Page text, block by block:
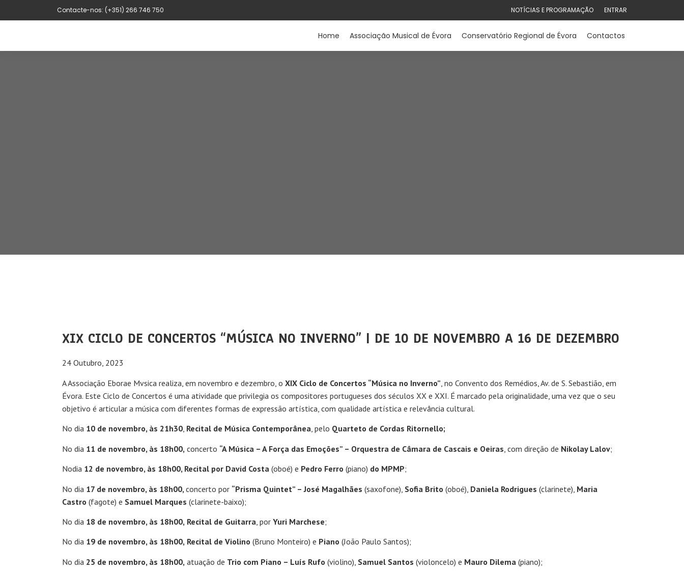
Contacte-nos: (+351) 266 746 750 NOTÍCIAS E PROGRAMAÇÃO ENTRAR
Home Associação Musical de Évora Conservatório Regional de Évora Contactos
XIX CICLO DE CONCERTOS “MÚSICA NO INVERNO” | DE 10 DE NOVEMBRO A 16 DE DEZEMBRO
24 Outubro, 2023
A Associação Eborae Mvsica realiza, em novembro e dezembro, o XIX Ciclo de Concertos “Música no Inverno”, no Convento dos Remédios, Av. de S. Sebastião, em
Évora. Este Ciclo de Concertos é uma atividade que privilegia os compositores portugueses dos séculos XX e XXI. É marcado pela originalidade, uma vez que o seu
objetivo é articular a música com diferentes formas de expressão artística, com qualidade artística e relevância cultural.
No dia 10 de novembro, às 21h30, Recital de Música Contemporânea, pelo Quarteto de Cordas Ritornello;
No dia 11 de novembro, às 18h00, concerto “A Música – A Força das Emoções” – Orquestra de Câmara de Cascais e Oeiras , com direção de Nikolay Lalov;
Nodia 12 de novembro, às 18h00, Recital por David Costa (oboé) e Pedro Ferro (piano) do MPMP;
No dia 17 de novembro, às 18h00, concerto por “Prisma Quintet” – José Magalhães (saxofone), Sofia Brito (oboé), Daniela Rodrigues (clarinete), Maria
Castro (fagote) e Samuel Marques (clarinete-baixo);
No dia 18 de novembro, às 18h00, Recital de Guitarra , por Yuri Marchese;
No dia 19 de novembro, às 18h00, Recital de Violino (Bruno Monteiro) e Piano (João Paulo Santos);
No dia 25 de novembro, às 18h00, atuação de Trio com Piano – Luís Rufo (violino), Samuel Santos (violoncelo) e Mauro Dilema (piano);